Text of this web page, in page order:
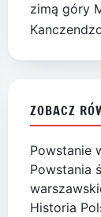
zimą góry
ZOBACZ
Powstanie
Powstania
Historia